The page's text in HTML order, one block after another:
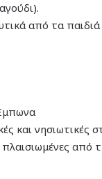
από τα
και νησιωτικές